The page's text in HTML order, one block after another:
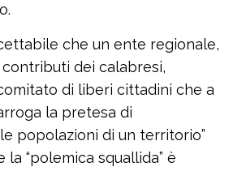
che un ente regionale,
dei calabresi,
di liberi cittadini che a
la pretesa di
popolazioni di un territorio”
la “polemica squallida” è